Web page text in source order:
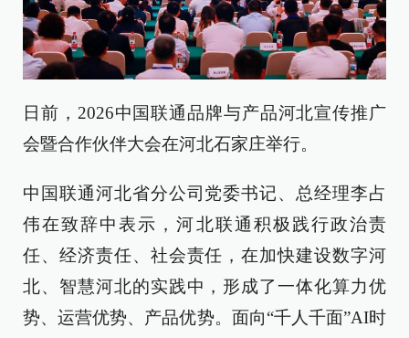
日前，2026中国联通品牌与产品河北宣传推广
会暨合作伙伴大会在河北石家庄举行。
中国联通河北省分公司党委书记、总经理李占
伟在致辞中表示，河北联通积极践行政治责
任、经济责任、社会责任，在加快建设数字河
北、智慧河北的实践中，形成了一体化算力优
势、运营优势、产品优势。面向“千人千面”AI时